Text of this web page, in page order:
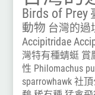
Birds of Prey
動物 台灣的過
Accipitridae
灣特有種蜻蜓 賞
性 Philomachus
sparrowhawk 社頂